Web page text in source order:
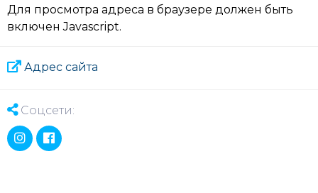
Для просмотра адреса в браузере должен быть
включен Javascript.
Адрес сайта
Соцсети: